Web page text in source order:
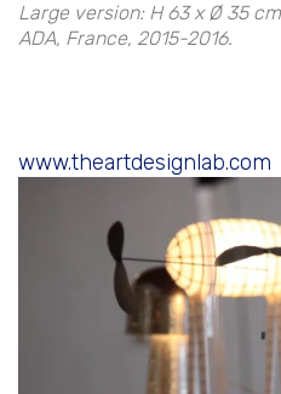
Large version: H 63 x Ø 35
ADA, France, 2015-2016.
www.theartdesignlab.com